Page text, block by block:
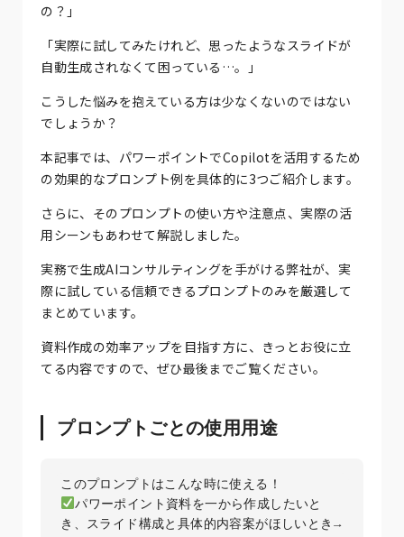
の？」
「実際に試してみたけれど、思ったようなスライドが
自動生成されなくて困っている…。」
こうした悩みを抱えている方は少なくないのではない
でしょうか？
本記事では、パワーポイントでCopilotを活用するため
の効果的なプロンプト例を具体的に3つご紹介します。
さらに、そのプロンプトの使い方や注意点、実際の活
用シーンもあわせて解説しました。
実務で生成AIコンサルティングを手がける弊社が、実
際に試している信頼できるプロンプトのみを厳選して
まとめています。
資料作成の効率アップを目指す方に、きっとお役に立
てる内容ですので、ぜひ最後までご覧ください。
プロンプトごとの使用用途
パワーポイント資料を一から作成したいと
き、スライド構成と具体的内容案がほしいとき→